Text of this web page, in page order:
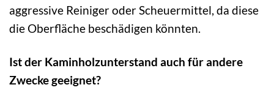
aggressive Reiniger oder Scheuermittel, da diese
die Oberfläche beschädigen könnten.
Ist der Kaminholzunterstand auch für andere
Zwecke geeignet?